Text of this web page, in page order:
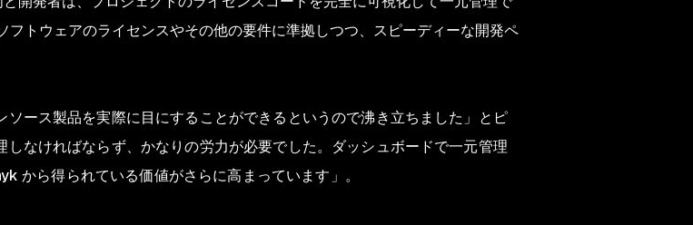
トウェアのライセンスやその他の要件に準拠しつつ、スピーディーな開発ペ
ソース製品を実際に目にすることができるというので沸き立ちました」とピ
なければならず、かなりの労力が必要でした。ダッシュボードで一元管理
から得られている価値がさらに高まっています」。